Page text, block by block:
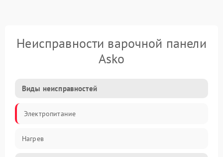
Неисправности варочной панели
Asko
Виды неисправностей
Электропитание
Нагрев